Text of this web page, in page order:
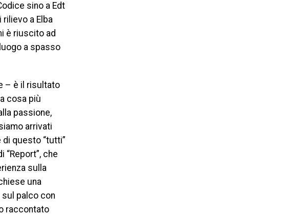
sino a Edt
a Elba
è riuscito ad
a spasso
– è il risultato
cosa più
passione,
arrivati
questo “tutti”
che
sulla
una
palco con
raccontato